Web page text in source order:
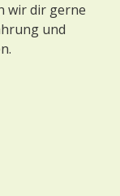
wir dir gerne
und